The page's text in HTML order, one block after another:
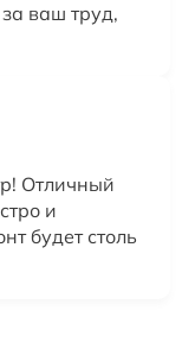
ваш труд,
Отличный
и
будет столь